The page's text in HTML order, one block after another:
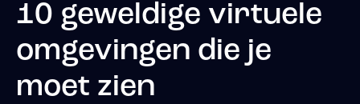
10 geweldige virtuele
omgevingen die je
moet zien